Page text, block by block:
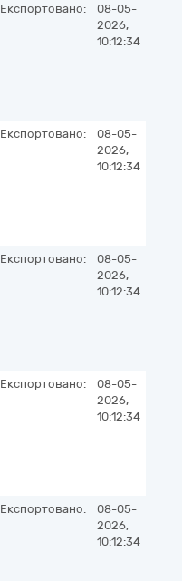
Експортовано:
08-05-
2026,
10:12:34
Експортовано:
08-05-
2026,
10:12:34
Експортовано:
08-05-
2026,
10:12:34
Експортовано:
08-05-
2026,
10:12:34
Експортовано:
08-05-
2026,
10:12:34